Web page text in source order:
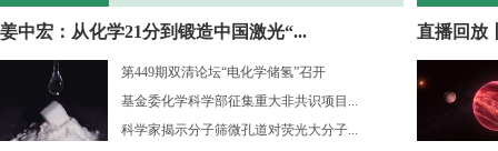
姜中宏：从化学21分到锻造中国激光“...
第449期双清论坛“电化学储氢”召开
基金委化学科学部征集重大非共识项目...
科学家揭示分子筛微孔道对荧光大分子...
直播回放